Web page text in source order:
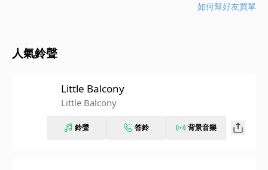
如何幫好友買單
人氣鈴聲
Little Balcony
Little Balcony
鈴聲 答鈴 背景音樂